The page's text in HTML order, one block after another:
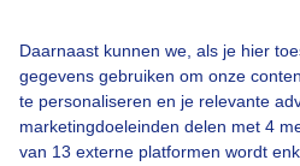
Daarnaast kunnen we, als je hier
gegevens gebruiken om onze
te personaliseren en je relevante
marketingdoeleinden delen met 4
van 13 externe platformen wordt
Een moment